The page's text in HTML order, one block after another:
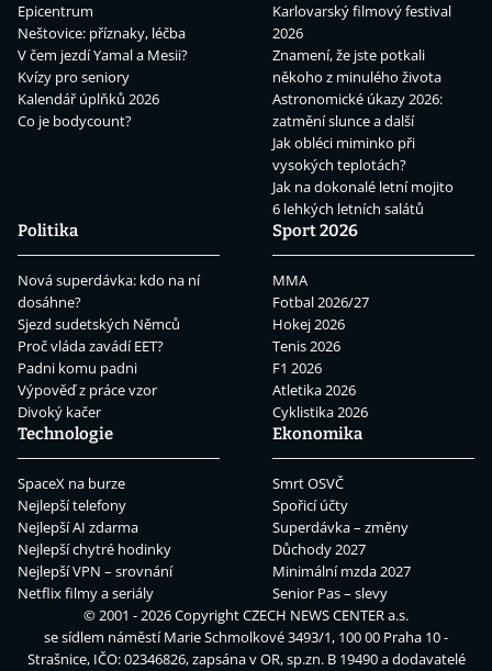
Epicentrum
Neštovice: příznaky, léčba
V čem jezdí Yamal a Mesii?
Kvízy pro seniory
Kalendář úplňků 2026
Co je bodycount?
Karlovarský filmový festival
2026
Znamení, že jste potkali
někoho z minulého života
Astronomické úkazy 2026:
zatmění slunce a další
Jak obléci miminko při
vysokých teplotách?
Jak na dokonalé letní mojito
6 lehkých letních salátů
Politika
Nová superdávka: kdo na ní
dosáhne?
Sjezd sudetských Němců
Proč vláda zavádí EET?
Padni komu padni
Výpověď z práce vzor
Divoký kačer
Sport 2026
MMA
Fotbal 2026/27
Hokej 2026
Tenis 2026
F1 2026
Atletika 2026
Cyklistika 2026
Technologie
SpaceX na burze
Nejlepší telefony
Nejlepší AI zdarma
Nejlepší chytré hodinky
Nejlepší VPN – srovnání
Netflix filmy a seriály
Ekonomika
Smrt OSVČ
Spořicí účty
Superdávka – změny
Důchody 2027
Minimální mzda 2027
Senior Pas – slevy
© 2001 - 2026 CopyrightCZECH NEWS CENTER a.s.
se sídlem náměstí Marie Schmolkové 3493/1, 100 00 Praha 10 -
Strašnice, IČO: 02346826, zapsána v OR, sp.zn. B 19490 a dodavatelé